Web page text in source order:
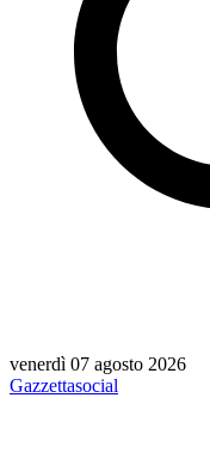
venerdì 07 agosto 2026
Gazzettasocial